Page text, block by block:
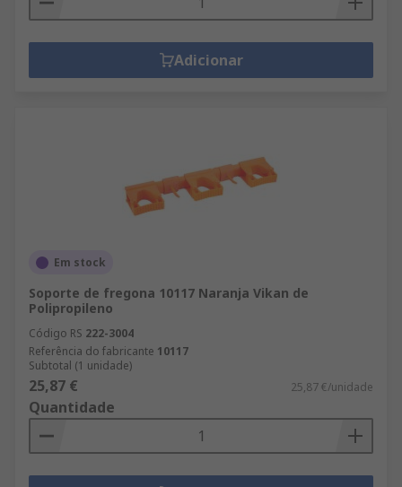
Adicionar
Em stock
Soporte de fregona 10117 Naranja Vikan de
Polipropileno
Código RS 222-3004
Referência do fabricante 10117
Subtotal (1 unidade)
25,87 € 25,87 €/unidade
Quantidade